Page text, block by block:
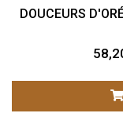
DOUCEURS